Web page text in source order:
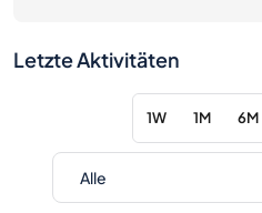
Letzte Aktivitäten
1W 1M 6M